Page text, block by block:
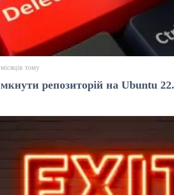
тому
репозиторій на Ubuntu